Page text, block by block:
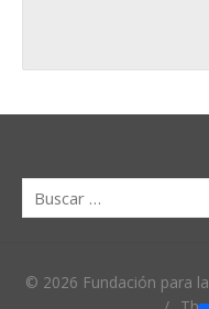
© 2026 Fundación para